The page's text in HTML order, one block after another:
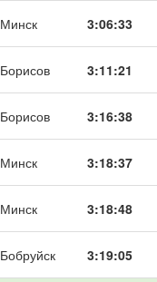
Минск 3:06:33
Борисов 3:11:21
Борисов 3:16:38
Минск 3:18:37
Минск 3:18:48
Бобруйск 3:19:05